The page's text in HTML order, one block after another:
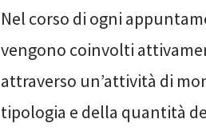
Nel corso di ogni
vengono coinvolti
attraverso un’attività di
tipologia e della quantità